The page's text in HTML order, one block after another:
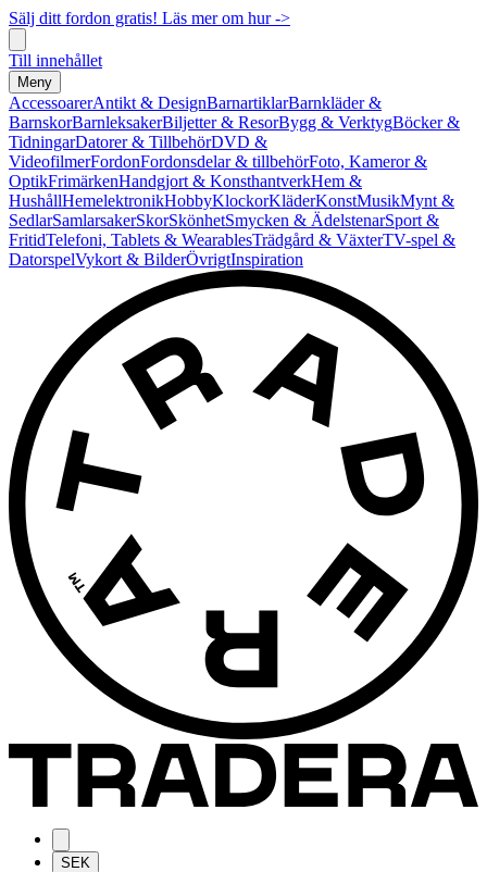
Sälj ditt fordon gratis! Läs mer om hur ->
Till innehållet
Meny
AccessoarerAntikt & DesignBarnartiklarBarnkläder &
BarnskorBarnleksakerBiljetter & ResorBygg & VerktygBöcker &
TidningarDatorer & TillbehörDVD &
VideofilmerFordonFordonsdelar & tillbehörFoto, Kameror &
OptikFrimärkenHandgjort & KonsthantverkHem &
HushållHemelektronikHobbyKlockorKläderKonstMusikMynt &
SedlarSamlarsakerSkorSkönhetSmycken & ÄdelstenarSport &
FritidTelefoni, Tablets & WearablesTrädgård & VäxterTV-spel &
DatorspelVykort & BilderÖvrigtInspiration
SEK